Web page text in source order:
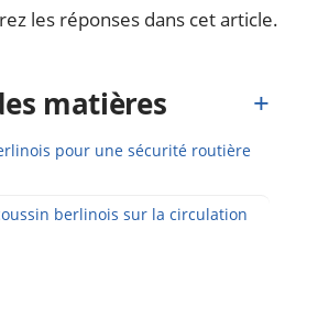
les réponses dans cet article.
matières
pour une sécurité routière
berlinois sur la circulation